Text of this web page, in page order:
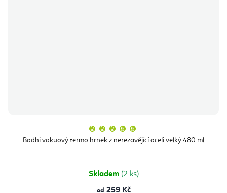
Bodhi vakuový termo hrnek z nerezavějící oceli velký 480 ml
produktu
je
hvězdiček.
Skladem (2 ks)
od 259 Kč